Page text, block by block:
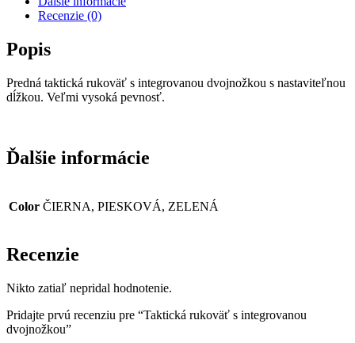
Recenzie (0)
Popis
Predná taktická rukoväť s integrovanou dvojnožkou s nastaviteľnou
dĺžkou. Veľmi vysoká pevnosť.
Ďalšie informácie
Color ČIERNA, PIESKOVÁ, ZELENÁ
Recenzie
Nikto zatiaľ nepridal hodnotenie.
Pridajte prvú recenziu pre “Taktická rukoväť s integrovanou
dvojnožkou”